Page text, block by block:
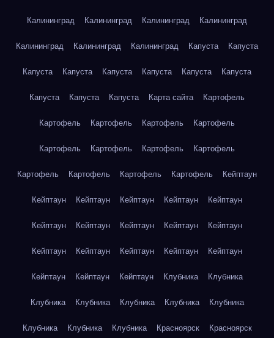
Калининград Калининград Калининград Калининград
Калининград Калининград Калининград Капуста Капуста
Капуста Капуста Капуста Капуста Капуста Капуста
Капуста Капуста Капуста Карта сайта Картофель
Картофель Картофель Картофель Картофель
Картофель Картофель Картофель Картофель
Картофель Картофель Картофель Картофель Кейптаун
Кейптаун Кейптаун Кейптаун Кейптаун Кейптаун
Кейптаун Кейптаун Кейптаун Кейптаун Кейптаун
Кейптаун Кейптаун Кейптаун Кейптаун Кейптаун
Кейптаун Кейптаун Кейптаун Клубника Клубника
Клубника Клубника Клубника Клубника Клубника
Клубника Клубника Клубника Красноярск Красноярск